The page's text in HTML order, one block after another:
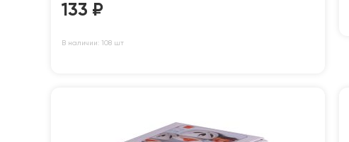
133 ₽
В наличии: 108 шт